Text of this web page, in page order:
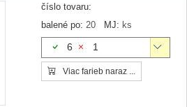
číslo tovaru:
balené po: 20 MJ: ks
6 1
Viac farieb naraz ...